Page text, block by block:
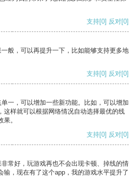
支持[0] 反对[0]
般，可以再提升一下，比如能够支持更多地
支持[0] 反对[0]
一，可以增加一些新功能。比如，可以增加
这样就可以根据网络情况自动选择最优的线
。
支持[0] 反对[0]
常好，玩游戏再也不会出现卡顿、掉线的情
输，现在有了这个app，我的游戏水平提升了